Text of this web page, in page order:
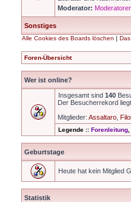
Moderator:
Sonstiges
Alle Cookies des Boards löschen |
Foren-Übersicht
Wer ist online?
Insgesamt sind 140
Der Besucherrekord
Mitglieder: Assaltaro
Legende :: Forenleitung
Geburtstage
Heute hat kein Mitglied
Statistik